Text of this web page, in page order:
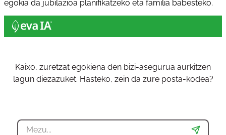
egokia da jubilazioa planifikatzeko eta familia babesteko.
Kaixo, zuretzat egokiena den bizi-asegurua aurkitzen
lagun diezazuket. Hasteko, zein da zure posta-kodea?